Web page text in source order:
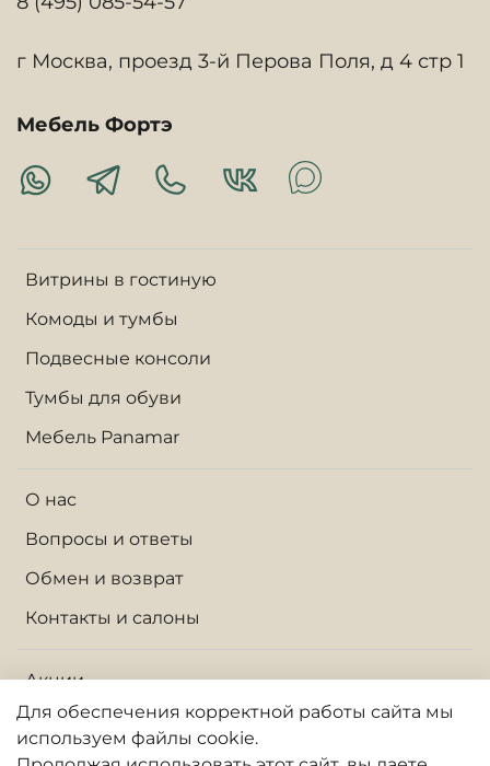
Витрины в гостиную
Комоды и тумбы
Подвесные консоли
Тумбы для обуви
Мебель Panamar
О нас
Вопросы и ответы
Обмен и возврат
Контакты и салоны
Акции
Доставка по Москве и МО
Доставка по России
г Москва, проезд 3-й Перова Поля, д 4 стр 1
Мебель Фортэ
Для обеспечения корректной работы сайта мы
используем файлы cookie.